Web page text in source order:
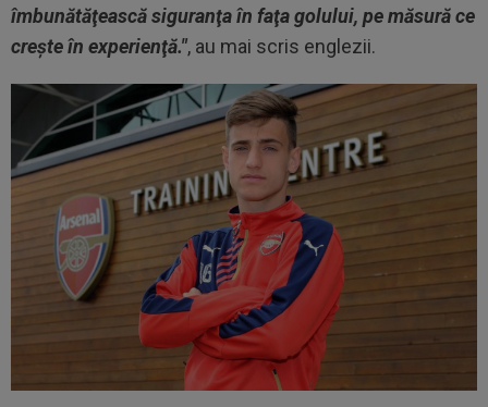
îmbunătăţească siguranţa în faţa golului, pe măsură ce
creşte în experienţă.", au mai scris englezii.